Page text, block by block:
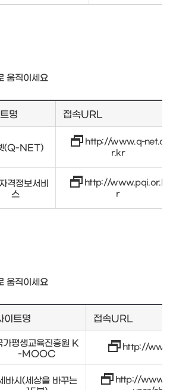
움직이세요
명 접속URL
(Q-NET)
http://www.q-net.o
r.kr
격정보서비
스
http://www.pqi.or.k
r
움직이세요
이트명 접속URL
가평생교육진흥원 K
-MOOC
http://
바시(세상을 바꾸는
http://